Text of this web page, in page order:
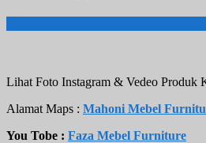
Lihat Foto Instagram & Vedeo Produk
Alamat Maps : Mahoni Mebel
You Tobe : Faza Mebel Furniture